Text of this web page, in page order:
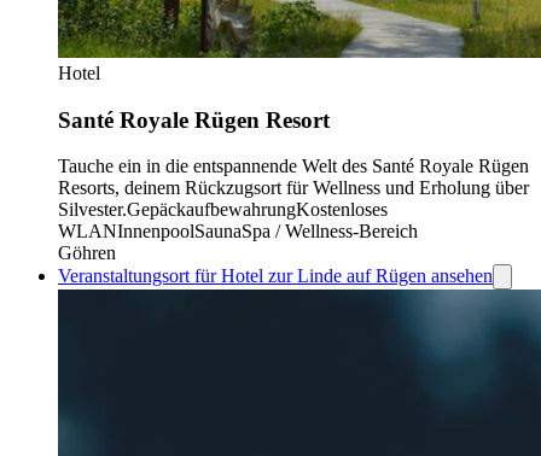
Hotel
Santé Royale Rügen Resort
Tauche ein in die entspannende Welt des Santé Royale Rügen
Resorts, deinem Rückzugsort für Wellness und Erholung über
Silvester.GepäckaufbewahrungKostenloses
WLANInnenpoolSaunaSpa / Wellness-Bereich
Göhren
Veranstaltungsort für Hotel zur Linde auf Rügen ansehen